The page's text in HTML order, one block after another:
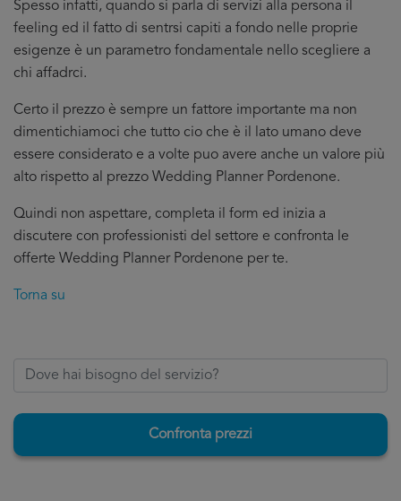
Spesso infatti, quando si parla di servizi alla persona il
feeling ed il fatto di sentrsi capiti a fondo nelle proprie
esigenze è un parametro fondamentale nello scegliere a
chi affadrci.
Certo il prezzo è sempre un fattore importante ma non
dimentichiamoci che tutto cio che è il lato umano deve
essere considerato e a volte puo avere anche un valore più
alto rispetto al prezzo Wedding Planner Pordenone.
Quindi non aspettare, completa il form ed inizia a
discutere con professionisti del settore e confronta le
offerte Wedding Planner Pordenone per te.
Torna su
Confronta prezzi